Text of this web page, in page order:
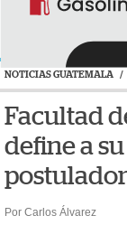
NOTICIAS GUATEMALA /
Facultad
define a
Por Carlos Álvarez